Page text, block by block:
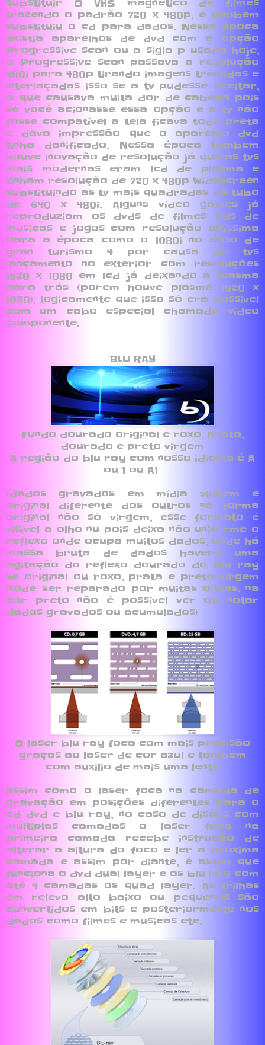
substituir O VHS magnético de filmes
trazendo o padrão 720 x 480p, e tambem
substituiu o cd para dados. Nessa época
existia aparelhos de dvd com a opção
Progressive scan ou a sigla p usada hoje,
o Progressive scan passava a resolução
480i para 480p tirando imagens tremidas e
interlaçadas isso se a tv pudesse aceitar,
o que causava muita dor de cabeça pois
se você acionasse essa opção e a tv não
fosse compatível a tela ficava toda preta
e dava impressão que o aparelho dvd
tinha danificado. Nessa época tambem
houve inovação de resolução já que as tvs
mais modernas eram lcd de plasma e
tinham resolução de 720 x 480p Widescreen
substituindo as tv mais quadradas de tubo
de 640 x 480i. Alguns vídeo games já
reproduziam os dvds de filmes cds de
musicas e jogos com resolução altíssima
para a época como o 1080i no caso de
gran turismo 4 por causa de tvs
lançamento no exterior com resoluções
1920 x 1080 em lcd já deixando a plasma
para trás (porem houve plasma 1920 x
1080), logicamente que isso só era possível
com um cabo especial chamado vídeo
componente.
BLU RAY
Fundo dourado original e roxo, prata,
dourado e preto virgem
A região do blu ray com nosso idioma é A
ou 1 ou A1
(dados gravados em mídia virgem e
original diferente dos outros na forma
original não só virgem, esse formato é
visível a olho nu pois deixa não uniforme o
reflexo onde ocupa muitos dados, onde há
massa bruta de dados haverá uma
agitação do reflexo dourado do blu ray
se original ou roxo, prata e preto virgem
pode ser reparado por muitas ondas, na
cor preto não é possível ver ou notar
dados gravados ou acumulados)
O laser blu ray foca com mais precisão
graças ao laser de cor azul e tambem
com auxilio de mais uma lente
Assim como o laser foca na camada de
gravação em posições diferentes para o
cd dvd e blu ray, no caso de discos com
múltiplas camadas o laser foca na
primeira camada recebe instrução de
alterar a altura do foco e ler a próxima
camada e assim por diante, é assim que
funciona o dvd dual layer e os blu ray com
até 4 camadas os quad layer. As trilhas
em relevo alto baixo ou pequenos são
convertidos em bits e posteriormente nos
dados como filmes e musicas etc.